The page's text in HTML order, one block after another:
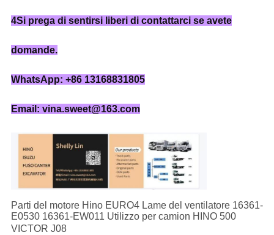
4Si prega di sentirsi liberi di contattarci se avete
domande.
WhatsApp: +86 13168831805
Email: vina.sweet@163.com
Parti del motore Hino EURO4 Lame del ventilatore 16361-
E0530 16361-EW011 Utilizzo per camion HINO 500
VICTOR J08